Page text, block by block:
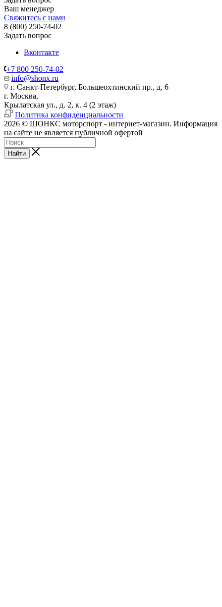
Ваш менеджер
Свяжитесь с нами
8 (800) 250-74-02
Задать вопрос
Вконтакте
+7 800 250-74-02
info@shonx.ru
г. Санкт-Петербург, Большеохтинский пр., д. 6
г. Москва,
Крылатская ул., д. 2, к. 4 (2 этаж)
Политика конфиденциальности
2026 © ШОНКС моторспорт - интернет-магазин. Информация
на сайте не является публичной офертой
Найти